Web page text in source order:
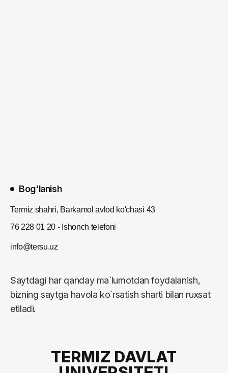
Bog'lanish
Termiz shahri, Barkamol avlod ko'chasi 43
76 228 01 20 - Ishonch telefoni
info@tersu.uz
Saytdagi har qanday ma`lumotdan foydalanish,
bizning saytga havola ko`rsatish sharti bilan ruxsat
etiladi.
TERMIZ DAVLAT